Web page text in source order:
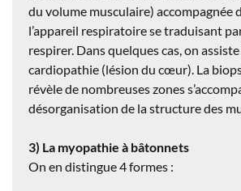
du volume musculaire) accompagnée
l’appareil respiratoire se traduisant
respirer. Dans quelques cas, on
cardiopathie (lésion du cœur). La
révèle de nombreuses zones
désorganisation de la structure des
3) La myopathie à bâtonnets
On en distingue 4 formes :